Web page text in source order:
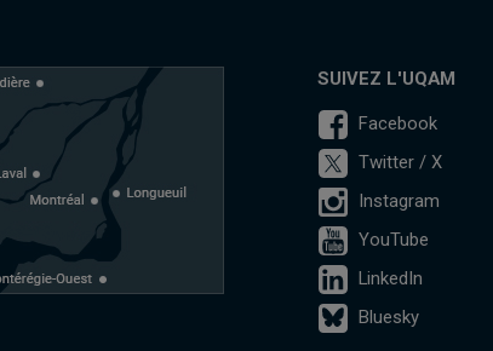
SUIVEZ L'UQAM
Facebook
Twitter / X
Instagram
YouTube
LinkedIn
Bluesky